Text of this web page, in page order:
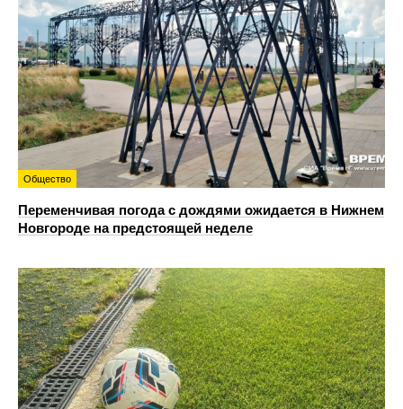
Общество
Переменчивая погода с дождями ожидается в Нижнем
Новгороде на предстоящей неделе